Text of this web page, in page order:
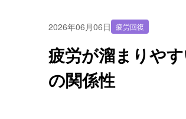
2026年06月06日 疲労回復
疲労が溜まりや
の関係性